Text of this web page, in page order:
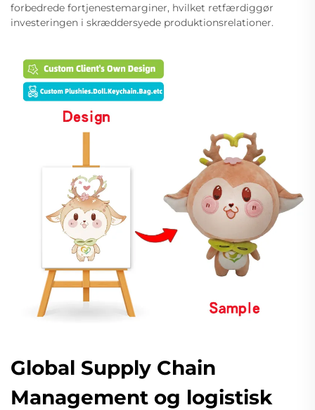
forbedrede fortjenestemarginer, hvilket retfærdiggør
investeringen i skræddersyede produktionsrelationer.
Global Supply Chain
Management og logistisk